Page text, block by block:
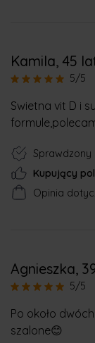
Kamila, 45
5/5
Swietna vit D i
Sprawdzony
Kupujący
Opinia
Agnieszka,
5/5
Po około
szalone😊